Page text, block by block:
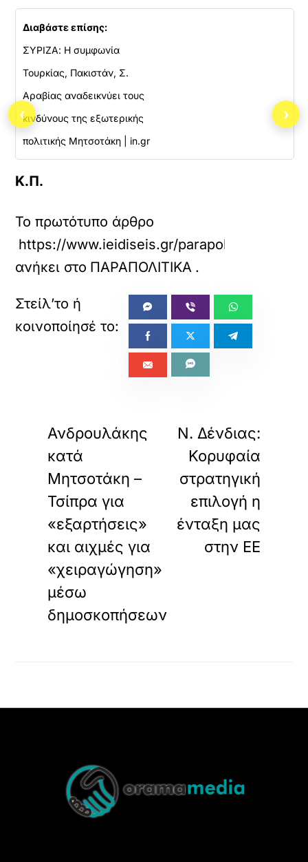
Διαβάστε επίσης:
ΣΥΡΙΖΑ: Η συμφωνία
Τουρκίας, Πακιστάν, Σ.
Αραβίας αναδεικνύει τους
κινδύνους της εξωτερικής
πολιτικής Μητσοτάκη | in.gr
Κ.Π.
Το πρωτότυπο άρθρο
https://www.ieidiseis.gr/parapolitika/
ανήκει στο ΠΑΡΑΠΟΛΙΤΙΚΑ .
Ανδρουλάκης
κατά
Μητσοτάκη –
Τσίπρα για
«εξαρτήσεις»
και αιχμές για
«χειραγώγηση»
μέσω
δημοσκοπήσεων
Ν. Δένδιας:
Κορυφαία
στρατηγική
επιλογή η
ένταξη μας
στην ΕΕ
Top
‹ ›